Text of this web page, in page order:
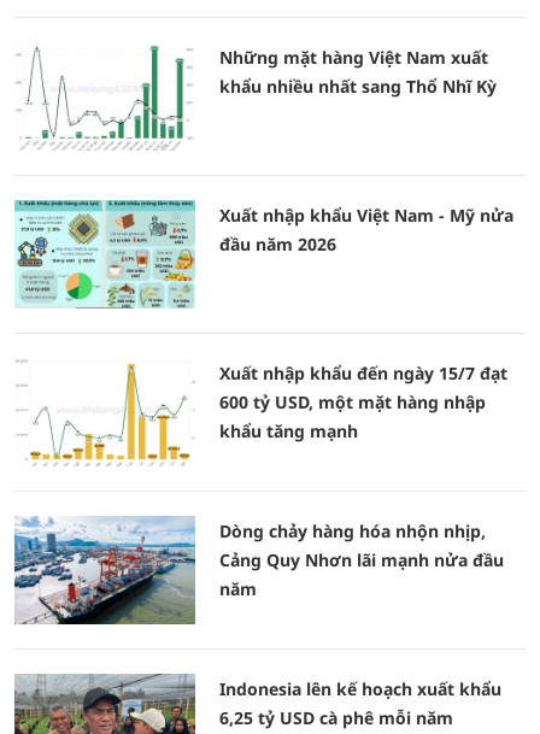
Những mặt hàng Việt Nam xuất
khẩu nhiều nhất sang Thổ Nhĩ Kỳ
Xuất nhập khẩu Việt Nam - Mỹ nửa
đầu năm 2026
Xuất nhập khẩu đến ngày 15/7 đạt
600 tỷ USD, một mặt hàng nhập
khẩu tăng mạnh
Dòng chảy hàng hóa nhộn nhịp,
Cảng Quy Nhơn lãi mạnh nửa đầu
năm
Indonesia lên kế hoạch xuất khẩu
6,25 tỷ USD cà phê mỗi năm